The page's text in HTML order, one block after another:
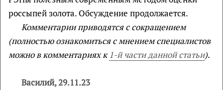
россыпей золота. Обсуждение продолжается.
Комментарии приводятся с сокращением
(полностью ознакомиться с мнением специалистов
можно в комментариях к1-й части данной статьи).
Василий, 29.11.23